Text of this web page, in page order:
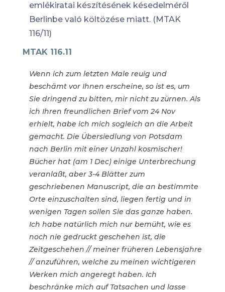
emlékiratai készítésének késedelméről
Berlinbe való költözése miatt. (MTAK
116/11)
MTAK 116.11
Wenn ich zum letzten Male reuig und
beschämt vor Ihnen erscheine, so ist es, um
Sie dringend zu bitten, mir nicht zu zürnen. Als
ich Ihren freundlichen Brief vom 24 Nov
erhielt, habe ich mich sogleich an die Arbeit
gemacht. Die Übersiedlung von Potsdam
nach Berlin mit einer Unzahl kosmischer!
Bücher hat (am 1 Dec) einige Unterbrechung
veranlaßt, aber 3-4 Blätter zum
geschriebenen Manuscript, die an bestimmte
Orte einzuschalten sind, liegen fertig und in
wenigen Tagen sollen Sie das ganze haben.
Ich habe natürlich mich nur bemüht, wie es
noch nie gedruckt geschehen ist, die
Zeitgeschehen // meiner früheren Lebensjahre
// anzuführen, welche zu meinen wichtigeren
Werken mich angeregt haben. Ich
beschränke mich auf Tatsachen und lasse